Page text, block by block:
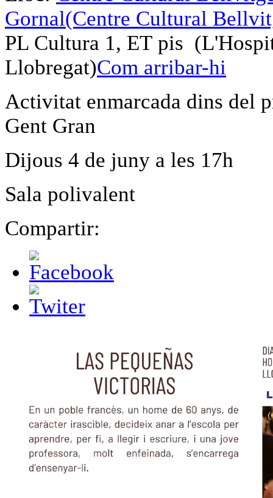
Gornal(Centre Cultural
PL Cultura 1, ET pis
Llobregat)Com arribar-hi
Activitat enmarcada dins del
Gent Gran
Dijous 4 de juny a les 17h
Sala polivalent
Compartir: